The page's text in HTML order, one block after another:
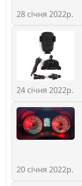
28 січня 2022р.
24 січня 2022р.
20 січня 2022р.